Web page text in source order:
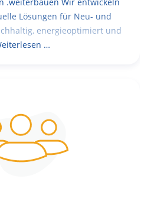
Lösungen für Neu- und
energieoptimiert und
…